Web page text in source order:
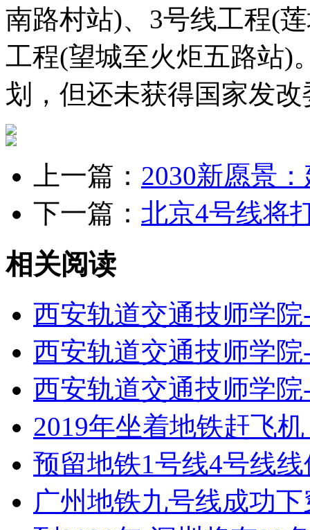
南路村站)、3号线工程(
工程(望城至火炬五路站)
划，但还未获得国家发
上一篇： 2030新愿景
下一篇： 北京4号线将
相关阅读
西安轨道交通技师学
西安轨道交通技师学
西安轨道交通技师学
2019年坐着地铁赶飞
预留地铁1号线4号线线
广州地铁九号线成功